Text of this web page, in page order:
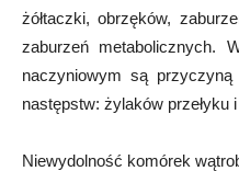
żółtaczki, obrzęków,
zaburzeń metabolicznych.
naczyniowym są przyczyną
następstw: żylaków przełyku
Niewydolność komórek